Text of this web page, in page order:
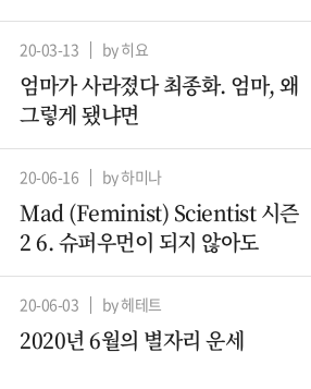
20-03-13 by 히요
엄마가 사라졌다 최종화. 엄마, 왜
그렇게 됐냐면
20-06-16 by 하미나
Mad (Feminist) Scientist 시즌
2 6. 슈퍼우먼이 되지 않아도
20-06-03 by 헤테트
2020년 6월의 별자리 운세